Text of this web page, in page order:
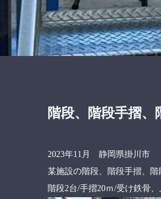
階段、階段手摺
2023年11月 静岡県掛川市
某施設の階段、階段手摺、
階段2台/手摺20ｍ/受け鉄骨、